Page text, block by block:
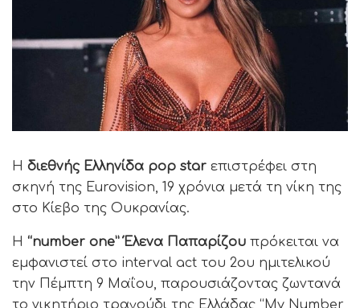
Η διεθνής Ελληνίδα pop star επιστρέφει στη
σκηνή της Eurovision, 19 χρόνια μετά τη νίκη της
στο Κίεβο της Ουκρανίας.
Η “number one” Έλενα Παπαρίζου πρόκειται να
εμφανιστεί στο interval act του 2ου ημιτελικού
την Πέμπτη 9 Μαΐου, παρουσιάζοντας ζωντανά
το νικητήριο τραγούδι της Ελλάδας “My Number